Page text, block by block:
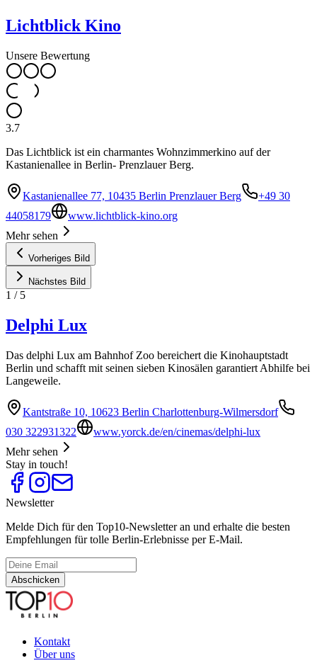
Lichtblick Kino
Unsere Bewertung
3.7
Das Lichtblick ist ein charmantes Wohnzimmerkino auf der
Kastanienallee in Berlin- Prenzlauer Berg.
Kastanienallee 77, 10435 Berlin Prenzlauer Berg
+49 30
44058179
www.lichtblick-kino.org
Mehr sehen
Vorheriges Bild
Nächstes Bild
1 / 5
Delphi Lux
Das delphi Lux am Bahnhof Zoo bereichert die Kinohauptstadt
Berlin und schafft mit seinen sieben Kinosälen garantiert Abhilfe bei
Langeweile.
Kantstraße 10, 10623 Berlin Charlottenburg-Wilmersdorf
030 322931322
www.yorck.de/en/cinemas/delphi-lux
Mehr sehen
Stay in touch!
Newsletter
Melde Dich für den Top10-Newsletter an und erhalte die besten
Empfehlungen für tolle Berlin-Erlebnisse per E-Mail.
Abschicken
Kontakt
Über uns